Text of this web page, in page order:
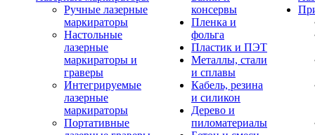
Ручные лазерные
маркираторы
Настольные
лазерные
маркираторы и
граверы
Интегрируемые
лазерные
маркираторы
Портативные
консервы
Пленка и
фольга
Пластик и ПЭТ
Металлы, стали
и сплавы
Кабель, резина
и силикон
Дерево и
пиломатериалы